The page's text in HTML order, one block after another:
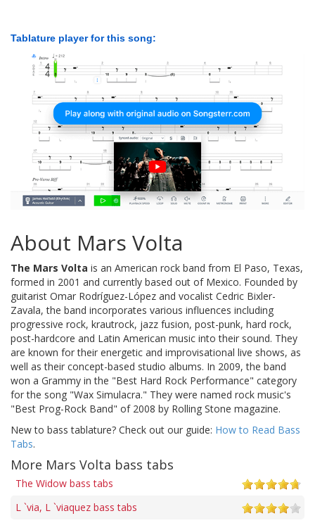
Tablature player for this song:
About Mars Volta
The Mars Volta is an American rock band from El Paso, Texas,
formed in 2001 and currently based out of Mexico. Founded by
guitarist Omar Rodríguez-López and vocalist Cedric Bixler-
Zavala, the band incorporates various influences including
progressive rock, krautrock, jazz fusion, post-punk, hard rock,
post-hardcore and Latin American music into their sound. They
are known for their energetic and improvisational live shows, as
well as their concept-based studio albums. In 2009, the band
won a Grammy in the "Best Hard Rock Performance" category
for the song "Wax Simulacra." They were named rock music's
"Best Prog-Rock Band" of 2008 by Rolling Stone magazine.
New to bass tablature? Check out our guide: How to Read Bass
Tabs.
More Mars Volta bass tabs
The Widow bass tabs
L `via, L `viaquez bass tabs